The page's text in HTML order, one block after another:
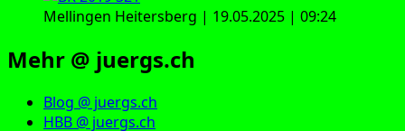
Mellingen Heitersberg | 19.05.2025 | 09:24
Mehr @ juergs.ch
Blog @ juergs.ch
HBB @ juergs.ch